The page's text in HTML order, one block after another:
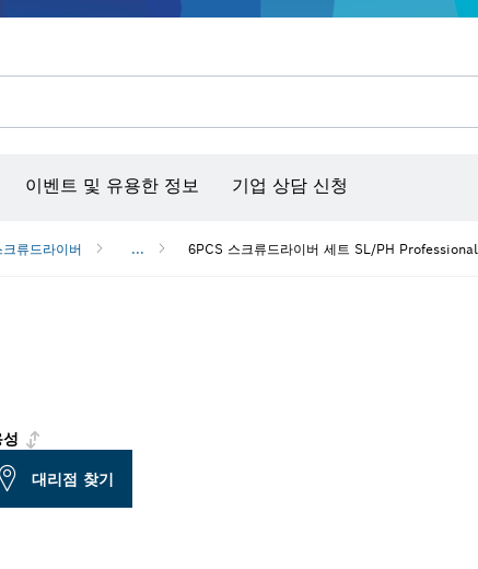
이벤트 및 유용한 정보 기업 상담 신청
크류드라이버 ... 6PCS 스크류드라이버 세트 SL/PH Professional
대리점 찾기